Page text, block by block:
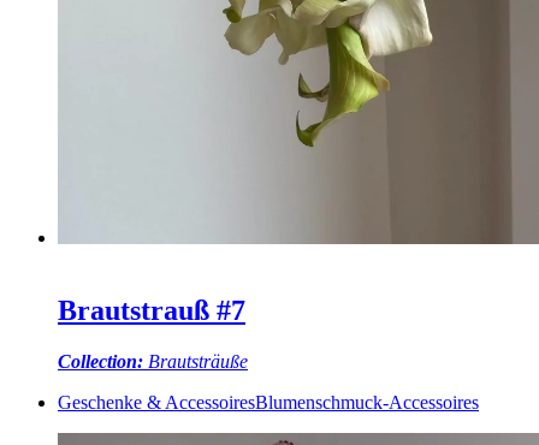
Brautstrauß #7
Collection: Brautsträuße
Geschenke & AccessoiresBlumenschmuck-Accessoires